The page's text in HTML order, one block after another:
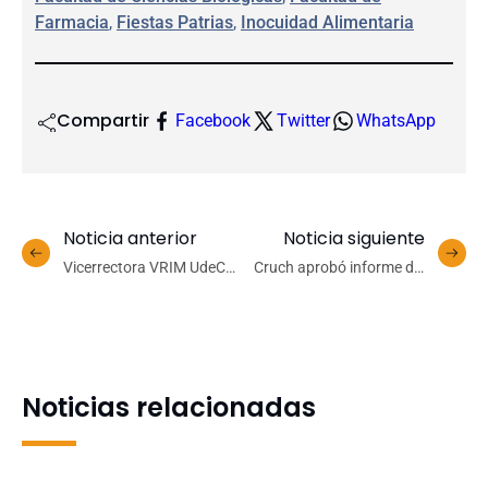
Farmacia, Fiestas Patrias, Inocuidad Alimentaria
Compartir Facebook Twitter WhatsApp
Noticia anterior
Vicerrectora VRIM UdeC
Noticia siguiente
Cruch aprobó informe del
Noticias relacionadas